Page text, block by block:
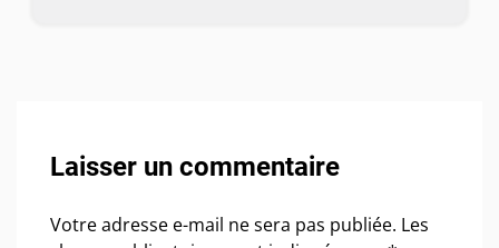
Laisser un commentaire
Votre adresse e-mail ne sera pas publiée. Les